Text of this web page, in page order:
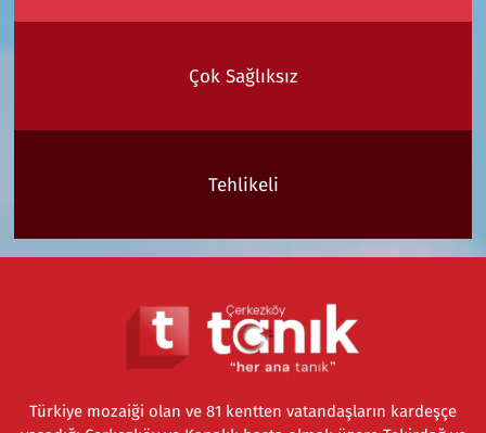
Çok Sağlıksız
Tehlikeli
Türkiye mozaiği olan ve 81 kentten vatandaşların kardeşçe